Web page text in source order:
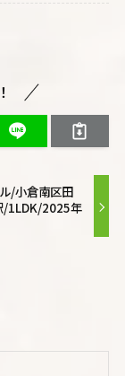
/小倉南区田
/1LDK/2025年